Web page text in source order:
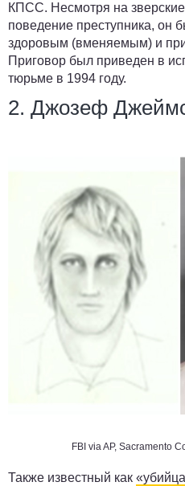
КПСС. Несмотря на
поведение преступника, он
здоровым (вменяемым) и
Приговор был приведен в
тюрьме в 1994 году.
2. Джозеф
FBI via AP, Sacramento
Также известный как